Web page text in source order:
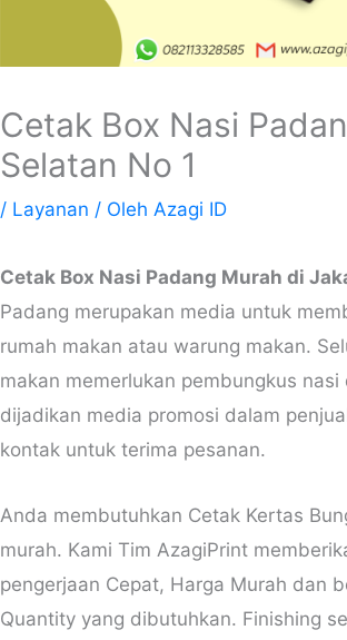
Cetak Box Nasi
Selatan No 1
/ Layanan / OlehAzagi ID
Cetak Box Nasi Padang Murah di
Padang merupakan media untuk
rumah makan atau warung makan.
makan memerlukan pembungkus
dijadikan media promosi dalam
kontak untuk terima pesanan.
Anda membutuhkan Cetak Kertas
murah. Kami Tim AzagiPrint
pengerjaan Cepat, Harga Murah dan
Quantity yang dibutuhkan. Finishing